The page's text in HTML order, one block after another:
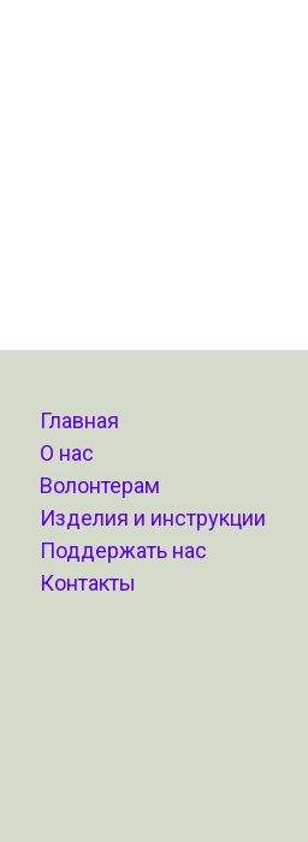
Главная
О нас
Волонтерам
Изделия и инструкции
Поддержать нас
Контакты